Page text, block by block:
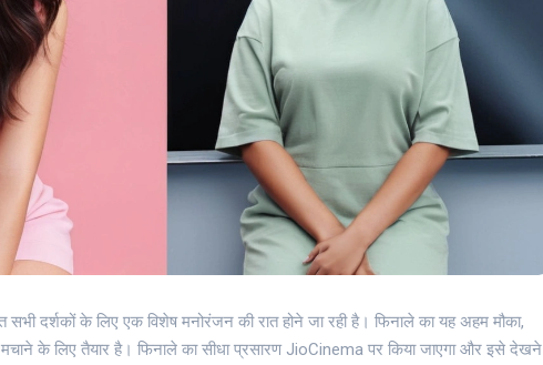
दर्शकों के लिए एक विशेष मनोरंजन की रात होने जा रही है। फिनाले का यह अहम मौका,
के लिए तैयार है। फिनाले का सीधा प्रसारण JioCinema पर किया जाएगा और इसे देखने